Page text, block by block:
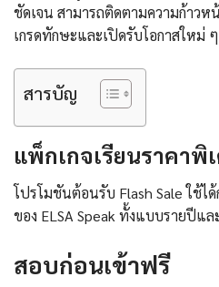
ชัดเจน สามารถติดตามความก้าวห
เกรดทักษะและเปิดรับโอกาสใหม่
สารบัญ
แพ็กเกจเรียนราคาพิ
โปรโมชันต้อนรับ Flash Sale ใช้
ของ ELSA Speak ทั้งแบบรายปีแ
สอบก่อนเข้าฟรี